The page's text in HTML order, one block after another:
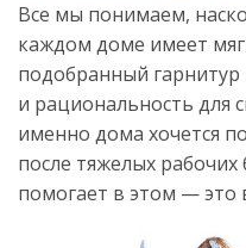
Все мы понимаем,
каждом доме имеет
подобранный
и рациональность для
именно дома хочется
после тяжелых
помогает в этом — это